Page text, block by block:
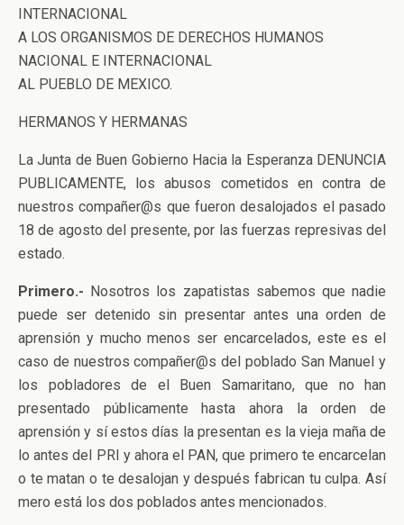
INTERNACIONAL
A LOS ORGANISMOS DE DERECHOS HUMANOS
NACIONAL E INTERNACIONAL
AL PUEBLO DE MEXICO.
HERMANOS Y HERMANAS
La Junta de Buen Gobierno Hacia la Esperanza DENUNCIA
PUBLICAMENTE, los abusos cometidos en contra de
nuestros compañer@s que fueron desalojados el pasado
18 de agosto del presente, por las fuerzas represivas del
estado.
Primero.- Nosotros los zapatistas sabemos que nadie
puede ser detenido sin presentar antes una orden de
aprensión y mucho menos ser encarcelados, este es el
caso de nuestros compañer@s del poblado San Manuel y
los pobladores de el Buen Samaritano, que no han
presentado públicamente hasta ahora la orden de
aprensión y sí estos días la presentan es la vieja maña de
lo antes del PRI y ahora el PAN, que primero te encarcelan
o te matan o te desalojan y después fabrican tu culpa. Así
mero está los dos poblados antes mencionados.